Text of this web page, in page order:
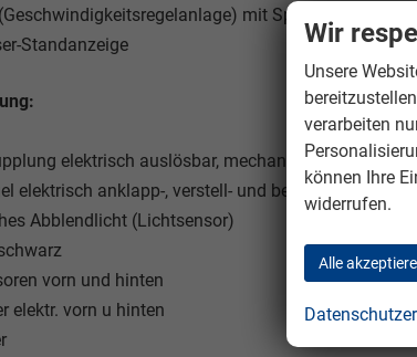
mit Speed-Limiter
Standanzeige
elektrisch auslösbar, mechanisch schwenkbar
elektrisch anklapp-, verstell- und beheizbar,
Abblendlicht (Lichtsensor)
vorn und hinten
elektr. vorn u hinten
Wir
Unsere
verarbeiten
können Ihre
widerrufen.
Alle